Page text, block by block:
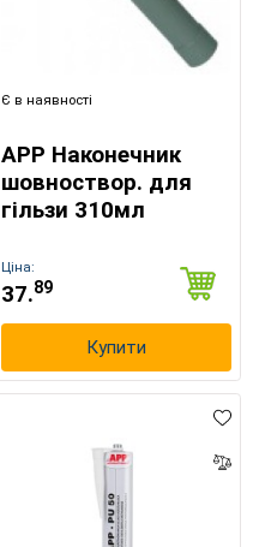
Є в наявності
APP Наконечник
шовноствор. для
гільзи 310мл
Ціна:
37.89
Купити